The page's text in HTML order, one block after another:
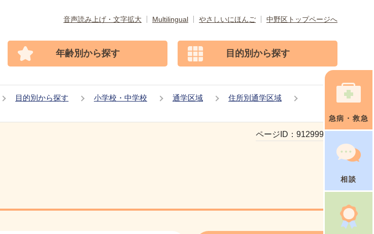
音声読み上げ・文字拡大 Multilingual やさしいにほんご 中野区トップページへ
年齢別から探す 目的別から探す
急病・救急
相談
目的別から探す 小学校・中学校 通学区域
住所別通学区域
ページID： 912999316